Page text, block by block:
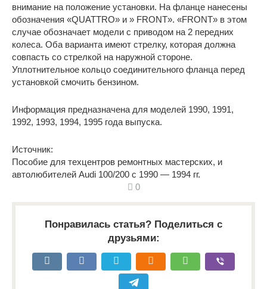
внимание на положение установки. На фланце нанесены
обозначения «QUATTRO» и » FRONT». «FRONT» в этом
случае обозначает модели с приводом на 2 передних
колеса. Оба варианта имеют стрелку, которая должна
совпасть со стрелкой на наружной стороне.
Уплотнительное кольцо соединительного фланца перед
установкой смочить бензином.
Информация предназначена для моделей 1990, 1991,
1992, 1993, 1994, 1995 года выпуска.
Источник:
Пособие для техцентров ремонтных мастерских, и
автолюбителей Audi 100/200 c 1990 — 1994 гг.
0
Понравилась статья? Поделиться с
друзьями: